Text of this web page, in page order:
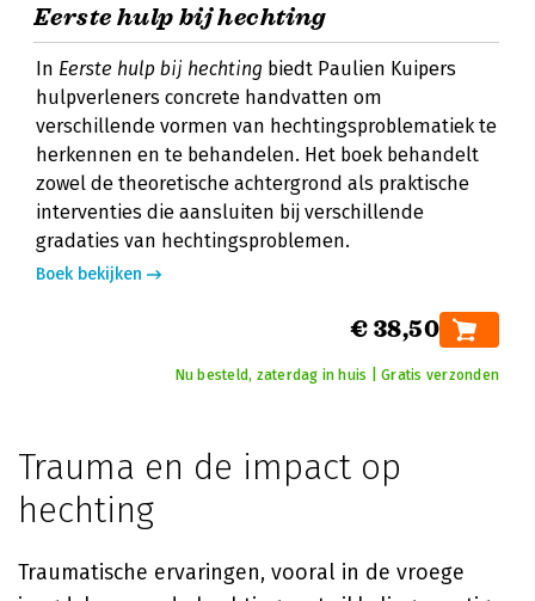
Eerste hulp bij hechting
In Eerste hulp bij hechting biedt Paulien Kuipers
hulpverleners concrete handvatten om
verschillende vormen van hechtingsproblematiek te
herkennen en te behandelen. Het boek behandelt
zowel de theoretische achtergrond als praktische
interventies die aansluiten bij verschillende
gradaties van hechtingsproblemen.
Boek bekijken
€ 38,50
Nu besteld, zaterdag in huis | Gratis verzonden
Trauma en de impact op
hechting
Traumatische ervaringen, vooral in de vroege